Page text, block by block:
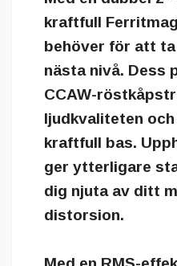
kraftfull
behöver för att
nästa nivå. Dess
CCAW-
ljudkvaliteten
kraftfull bas.
ger ytterligare
dig njuta av ditt
distorsion.